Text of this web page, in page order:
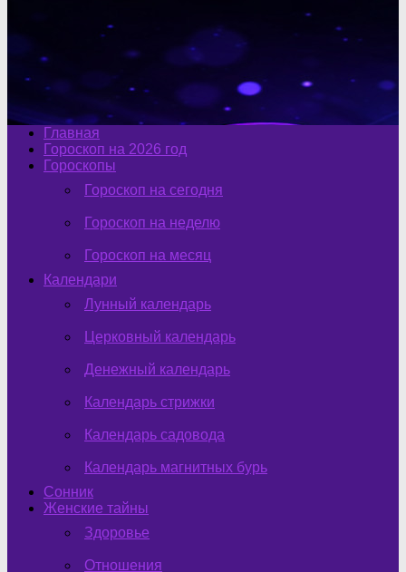
Главная
Гороскоп на 2026 год
Гороскопы
Гороскоп на сегодня
Гороскоп на неделю
Гороскоп на месяц
Календари
Лунный календарь
Церковный календарь
Денежный календарь
Календарь стрижки
Календарь садовода
Календарь магнитных бурь
Сонник
Женские тайны
Здоровье
Отношения